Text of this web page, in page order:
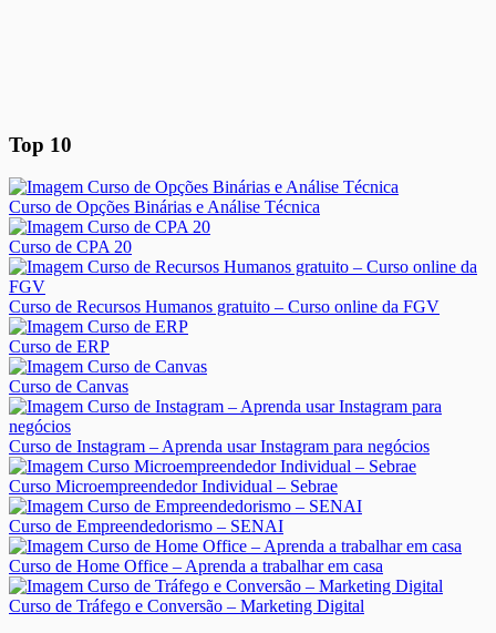
Top 10
Curso de Opções Binárias e Análise Técnica
Curso de CPA 20
Curso de Recursos Humanos gratuito – Curso online da FGV
Curso de ERP
Curso de Canvas
Curso de Instagram – Aprenda usar Instagram para negócios
Curso Microempreendedor Individual – Sebrae
Curso de Empreendedorismo – SENAI
Curso de Home Office – Aprenda a trabalhar em casa
Curso de Tráfego e Conversão – Marketing Digital